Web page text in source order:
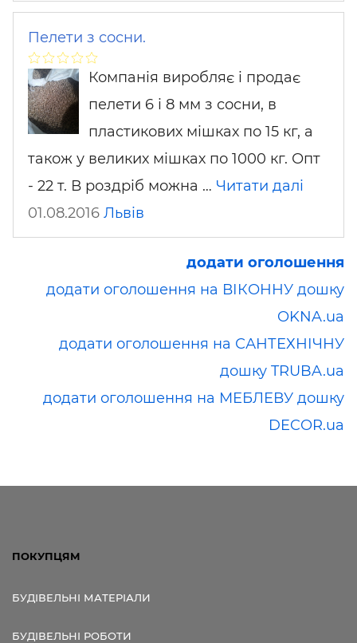
Пелети з сосни.
Компанія виробляє і продає
пелети 6 і 8 мм з сосни, в
пластикових мішках по 15 кг, а
також у великих мішках по 1000 кг. Опт
- 22 т. В роздріб можна … Читати далі
01.08.2016 Львів
додати оголошення
додати оголошення на ВІКОННУ дошку
OKNA.ua
додати оголошення на САНТЕХНІЧНУ
дошку TRUBA.ua
додати оголошення на МЕБЛЕВУ дошку
DECOR.ua
ПОКУПЦЯМ
БУДІВЕЛЬНІ МАТЕРІАЛИ
БУДІВЕЛЬНІ РОБОТИ